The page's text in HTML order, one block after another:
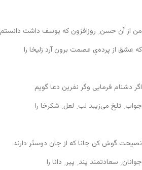
من از آن حسن ِ روزافزون که یوسف داشت دانستم
که عشق از پرده‌یِ عصمت برون آرد زلیخا را
اگر دشنام فرمایی وگر نفرین دعا گویم
جواب ِ تلخ می‌زیبد لب ِ لعل ِ شکرخا را
نصیحت گوش کن جانا که از جان دوستَر دارند
جوانان ِ سعادتمند پند ِ پیر ِ دانا را